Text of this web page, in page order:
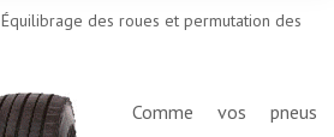
Équilibrage des roues et permutation des
Comme vos pneus